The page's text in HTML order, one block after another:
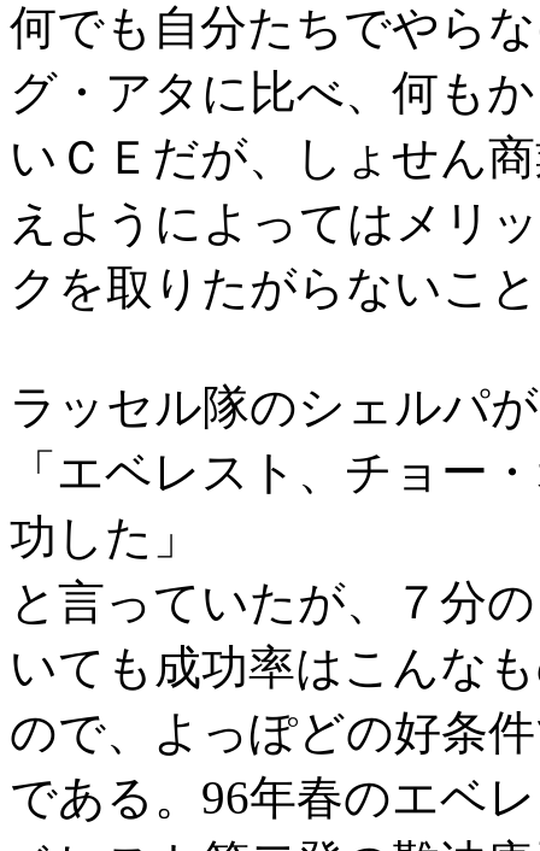
何でも自分たちでやら
グ・アタに比べ、何も
いＣＥだが、しょせん
えようによってはメリ
クを取りたがらないこ
ラッセル隊のシェルパが
「エベレスト、チョー
功した」
と言っていたが、７分
いても成功率はこんな
ので、よっぽどの好条
である。96年春のエベ